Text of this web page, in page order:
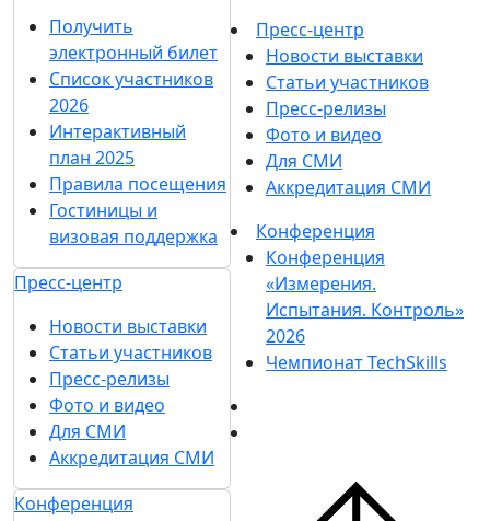
Получить
электронный билет
Список участников
2026
Интерактивный
план 2025
Правила посещения
Гостиницы и
визовая поддержка
Пресс-центр
Новости выставки
Статьи участников
Пресс-релизы
Фото и видео
Для СМИ
Аккредитация СМИ
Конференция
Пресс-центр
Новости выставки
Статьи участников
Пресс-релизы
Фото и видео
Для СМИ
Аккредитация СМИ
Конференция
Конференция
«Измерения.
Испытания. Контроль»
2026
Чемпионат TechSkills